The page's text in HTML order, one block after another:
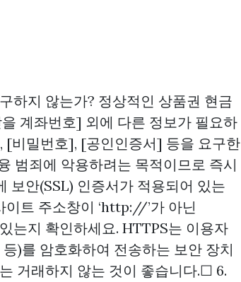
하지 않는가? 정상적인 상품권 현금
계좌번호] 외에 다른 정보가 필요하
[비밀번호], [공인인증서] 등을 요구한
범죄에 악용하려는 목적이므로 즉시
보안(SSL) 인증서가 적용되어 있는
트 주소창이 ‘http://’가 아닌
는지 확인하세요. HTTPS는 이용자
)를 암호화하여 전송하는 보안 장치
거래하지 않는 것이 좋습니다.☐ 6.